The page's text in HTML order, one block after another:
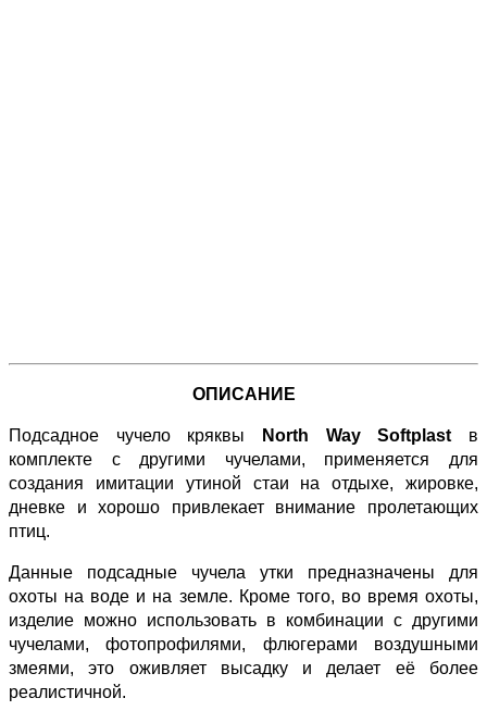
ОПИСАНИЕ
Подсадное чучело кряквы North Way Softplast в
комплекте с другими чучелами, применяется для
создания имитации утиной стаи на отдыхе, жировке,
дневке и хорошо привлекает внимание пролетающих
птиц.
Данные подсадные чучела утки предназначены для
охоты на воде и на земле. Кроме того, во время охоты,
изделие можно использовать в комбинации с другими
чучелами, фотопрофилями, флюгерами воздушными
змеями, это оживляет высадку и делает её более
реалистичной.